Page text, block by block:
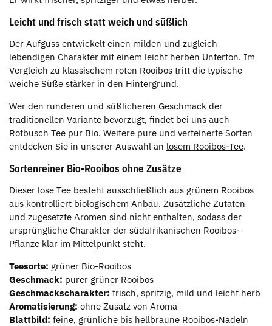
Leicht und frisch statt weich und süßlich
Der Aufguss entwickelt einen milden und zugleich
lebendigen Charakter mit einem leicht herben Unterton. Im
Vergleich zu klassischem roten Rooibos tritt die typische
weiche Süße stärker in den Hintergrund.
Wer den runderen und süßlicheren Geschmack der
traditionellen Variante bevorzugt, findet bei uns auch
Rotbusch Tee pur Bio. Weitere pure und verfeinerte Sorten
entdecken Sie in unserer Auswahl an losem Rooibos-Tee.
Sortenreiner Bio-Rooibos ohne Zusätze
Dieser lose Tee besteht ausschließlich aus grünem Rooibos
aus kontrolliert biologischem Anbau. Zusätzliche Zutaten
und zugesetzte Aromen sind nicht enthalten, sodass der
ursprüngliche Charakter der südafrikanischen Rooibos-
Pflanze klar im Mittelpunkt steht.
Teesorte: grüner Bio-Rooibos
Geschmack: purer grüner Rooibos
Geschmackscharakter: frisch, spritzig, mild und leicht herb
Aromatisierung: ohne Zusatz von Aroma
Blattbild: feine, grünliche bis hellbraune Rooibos-Nadeln